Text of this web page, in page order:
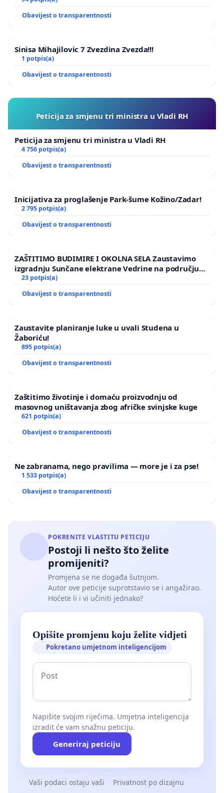
obiteljske iznajmljivače. Pokažimo da nas ima i da
prijateljima i obitelji!
Facebook stranica:KLIKNI
Web site:KLIKNI
Obavijest o transparentnosti
Sinisa Mihajilovic 7 Zvezdina Zvezda!!!
1 potpis(a)
Obavijest o transparentnosti
Peticija za smjenu tri ministra u Vladi RH
Peticija za smjenu tri ministra u Vladi RH
4 756 potpis(a)
Obavijest o transparentnosti
Inicijativa za proglašenje Park-šume Kožino/Zadar!
2 795 potpis(a)
Obavijest o transparentnosti
ZAŠTITIMO BUDIMIRE I OKOLNA SELA Zaustavimo
izgradnju Sunčane elektrane Vedrine na području
Ugljana
23 potpis(a)
Obavijest o transparentnosti
Zaustavite planiranje luke u uvali Studena u
Žaboriću!
895 potpis(a)
Obavijest o transparentnosti
Zaštitimo životinje i domaću proizvodnju od
masovnog uništavanja zbog afričke svinjske kuge
621 potpis(a)
Obavijest o transparentnosti
Ne zabranama, nego pravilima — more je i za pse!
1 533 potpis(a)
Obavijest o transparentnosti
POKRENITE VLASTITU PETICIJU
Postoji li nešto što želite
promijeniti?
Promjena se ne događa šutnjom.
Autor ove peticije suprotstavio se i angažirao.
Hoćete li i vi učiniti jednako?
Opišite promjenu koju želite vidjeti
Pokretano umjetnom inteligencijom
Napišite svojim riječima. Umjetna inteligencija
izradit će vam snažnu peticiju.
Generiraj peticiju
Vaši podaci ostaju vaši Privatnost po dizajnu